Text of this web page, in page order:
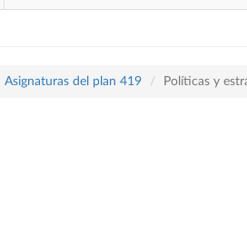
Asignaturas del plan 419 Políticas y